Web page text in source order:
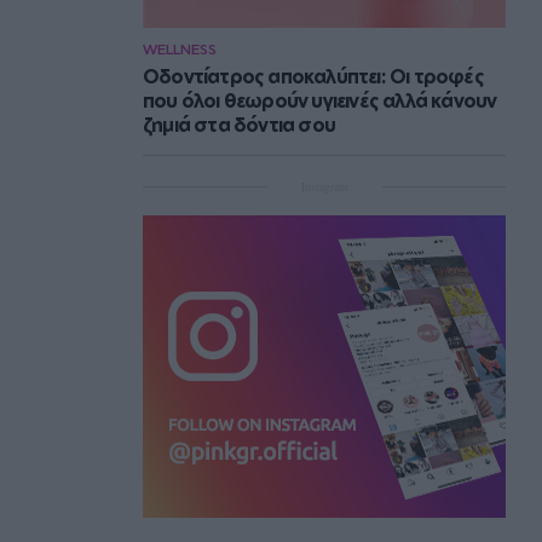
WELLNESS
Οδοντίατρος αποκαλύπτει: Οι τροφές
που όλοι θεωρούν υγιεινές αλλά κάνουν
ζημιά στα δόντια σου